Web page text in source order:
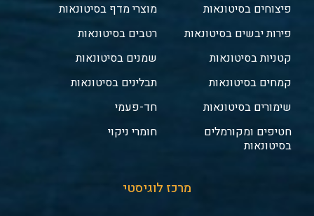
פיצוחים בסיטונאות
פירות יבשים בסיטונאות
קטניות בסיטונאות
קמחים בסיטונאות
שימורים בסיטונאות
חטיפים ומקורמלים
בסיטונאות
מוצרי מדף בסיטונאות
רטבים בסיטונאות
שמנים בסיטונאות
תבלינים בסיטונאות
חד-פעמי
חומרי ניקוי
מרכז לוגיסטי